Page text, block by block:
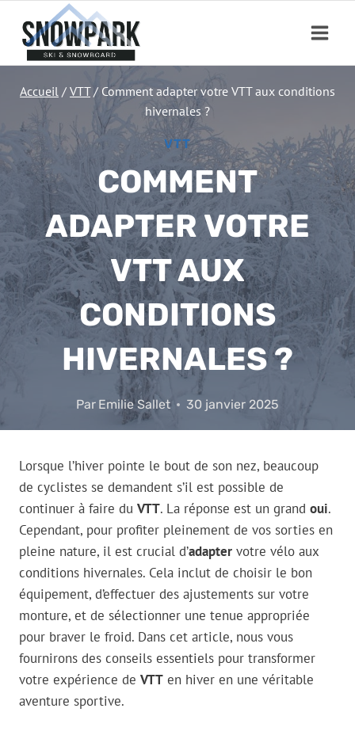
contenu
Accueil / VTT / Comment adapter votre VTT aux conditions
hivernales ?
VTT
COMMENT
ADAPTER VOTRE
VTT AUX
CONDITIONS
HIVERNALES ?
Par Emilie Sallet 30 janvier 2025
Lorsque l’hiver pointe le bout de son nez, beaucoup
de cyclistes se demandent s’il est possible de
continuer à faire du VTT. La réponse est un grand oui.
Cependant, pour profiter pleinement de vos sorties en
pleine nature, il est crucial d’adapter votre vélo aux
conditions hivernales. Cela inclut de choisir le bon
équipement, d’effectuer des ajustements sur votre
monture, et de sélectionner une tenue appropriée
pour braver le froid. Dans cet article, nous vous
fournirons des conseils essentiels pour transformer
votre expérience de VTT en hiver en une véritable
aventure sportive.